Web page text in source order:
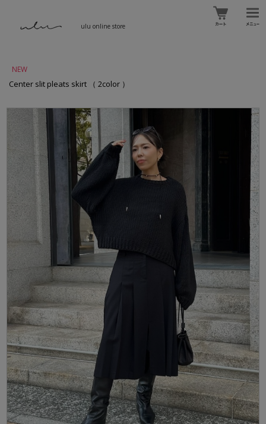
ulu online store
NEW
Center slit pleats skirt （ 2color ）